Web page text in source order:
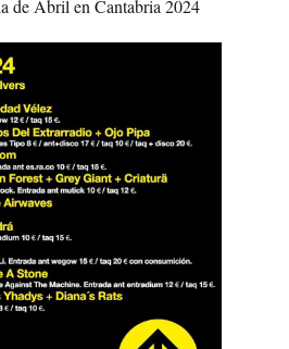
de Abril en Cantabria 2024